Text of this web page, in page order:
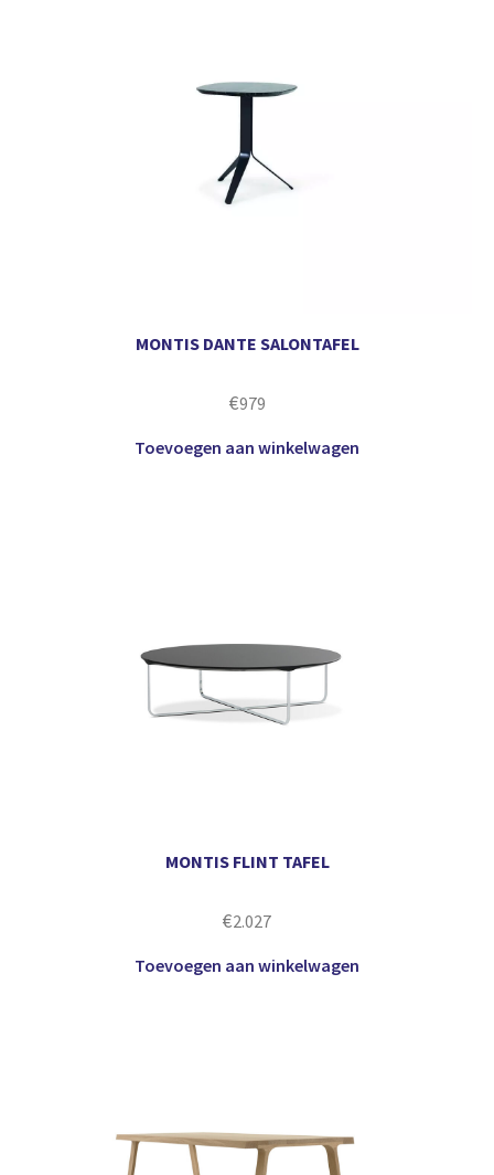
MONTIS DANTE SALONTAFEL
€979
Toevoegen aan winkelwagen
MONTIS FLINT TAFEL
€2.027
Toevoegen aan winkelwagen